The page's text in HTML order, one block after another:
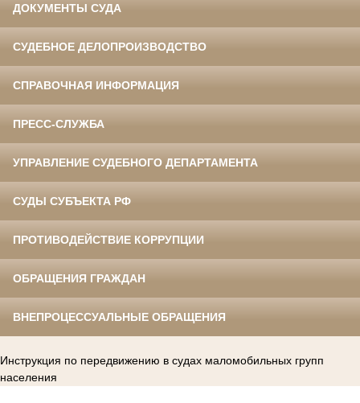
ДОКУМЕНТЫ СУДА
СУДЕБНОЕ ДЕЛОПРОИЗВОДСТВО
СПРАВОЧНАЯ ИНФОРМАЦИЯ
ПРЕСС-СЛУЖБА
УПРАВЛЕНИЕ СУДЕБНОГО ДЕПАРТАМЕНТА
СУДЫ СУБЪЕКТА РФ
ПРОТИВОДЕЙСТВИЕ КОРРУПЦИИ
ОБРАЩЕНИЯ ГРАЖДАН
ВНЕПРОЦЕССУАЛЬНЫЕ ОБРАЩЕНИЯ
Инструкция по передвижению в судах маломобильных групп
населения